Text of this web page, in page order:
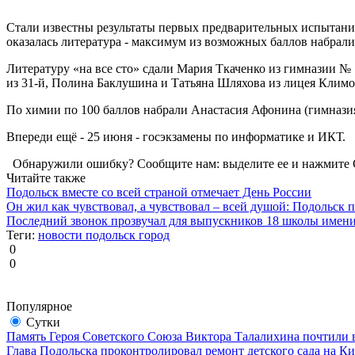
Стали известны результаты первых предварительных
оказалась литература - максимум из возможных баллов
Литературу «на все сто» сдали Мария Ткаченко из
из 31-й, Полина Баклушина и Татьяна Шляхова из лицея
По химии по 100 баллов набрали Анастасия Афонина
Впереди ещё - 25 июня - госэкзамены по информатике и ИКТ.
Обнаружили ошибку? Сообщите нам: выделите ее и нажмите
Читайте также
Подольск вместе со всей страной отмечает День России
Он жил как чувствовал, а чувствовал – всей душой: Подольск
Последний звонок прозвучал для выпускников 18 школы
Теги: новости подольск город
0
0
Популярное
Сутки
Память Героя Советского Союза Виктора Талалихина почтили
Глава Подольска проконтролировал ремонт детского сада на